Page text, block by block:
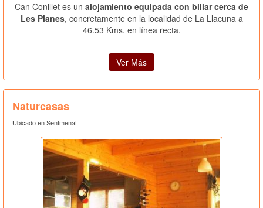
Can Conillet es un alojamiento equipada con billar cerca de
Les Planes, concretamente en la localidad de La Llacuna a
46.53 Kms. en línea recta.
Ver Más
Naturcasas
Ubicado en Sentmenat